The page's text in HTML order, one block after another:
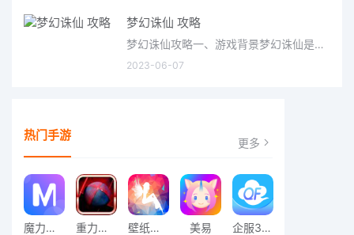
梦幻诛仙 攻略
梦幻诛仙攻略一、游戏背景梦幻诛仙是一款由腾讯游戏发行的3D动作网游，游戏以武侠为题材，融合了传统中国文化，将
2023-06-07
热门手游 更多
魔力相册 重力平衡球 壁纸精灵 美易 企服365